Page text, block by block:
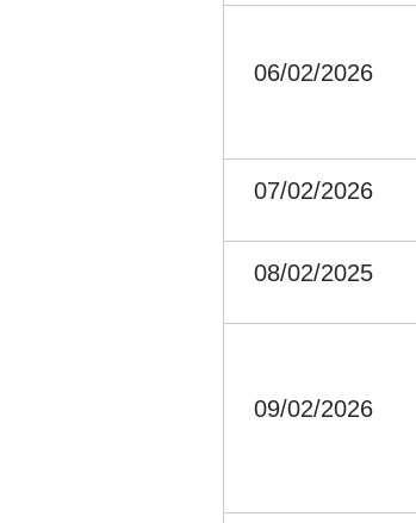
06/02/2026
07/02/2026
08/02/2025
09/02/2026